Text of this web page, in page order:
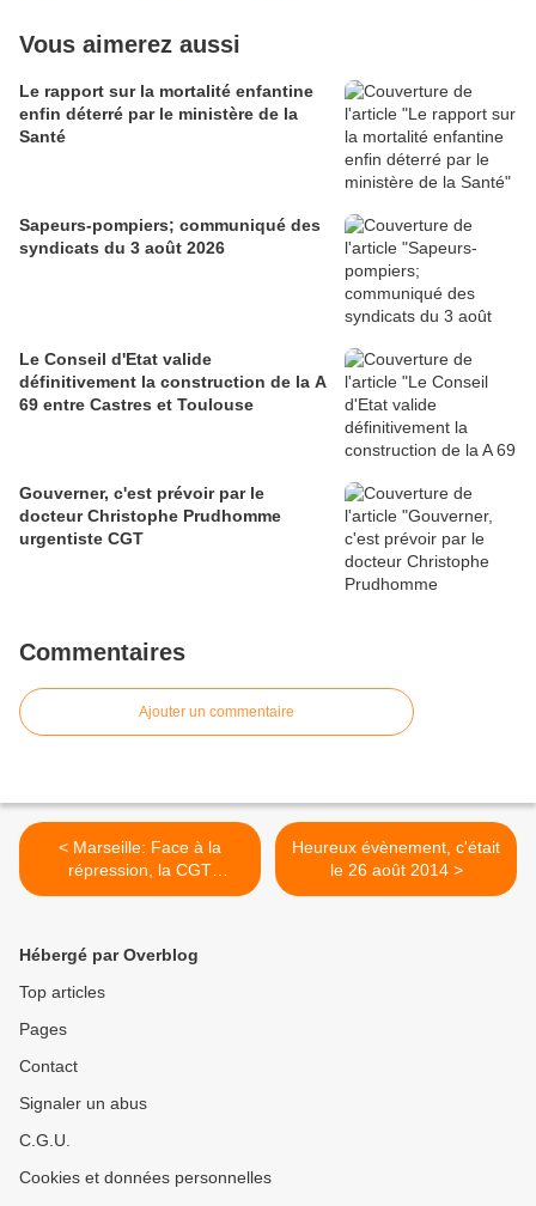
Vous aimerez aussi
Le rapport sur la mortalité enfantine
enfin déterré par le ministère de la
Santé
Sapeurs-pompiers; communiqué des
syndicats du 3 août 2026
Le Conseil d'Etat valide
définitivement la construction de la A
69 entre Castres et Toulouse
Gouverner, c'est prévoir par le
docteur Christophe Prudhomme
urgentiste CGT
Commentaires
Ajouter un commentaire
< Marseille: Face à la
répression, la CGT
redescend dans la rue
Heureux évènement, c'était
le 26 août 2014 >
Hébergé par Overblog
Top articles
Pages
Contact
Signaler un abus
C.G.U.
Cookies et données personnelles